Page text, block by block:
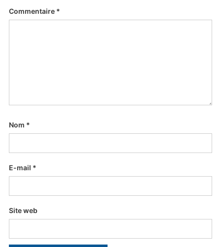
Commentaire *
Nom *
E-mail *
Site web